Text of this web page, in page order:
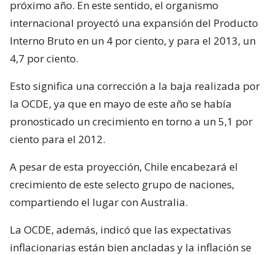
próximo año. En este sentido, el organismo
internacional proyectó una expansión del Producto
Interno Bruto en un 4 por ciento, y para el 2013, un
4,7 por ciento.
Esto significa una corrección a la baja realizada por
la OCDE, ya que en mayo de este año se había
pronosticado un crecimiento en torno a un 5,1 por
ciento para el 2012.
A pesar de esta proyección, Chile encabezará el
crecimiento de este selecto grupo de naciones,
compartiendo el lugar con Australia.
La OCDE, además, indicó que las expectativas
inflacionarias están bien ancladas y la inflación se